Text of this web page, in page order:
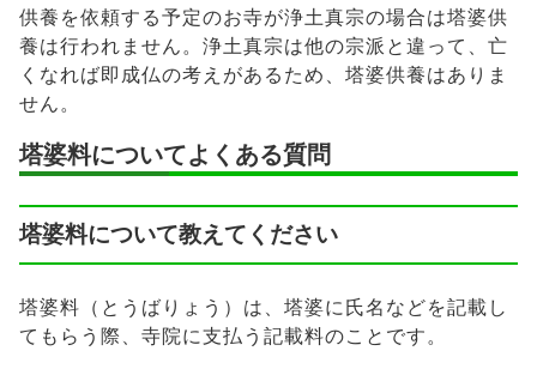
供養を依頼する予定のお寺が浄土真宗の場合は塔婆供
養は行われません。浄土真宗は他の宗派と違って、亡
くなれば即成仏の考えがあるため、塔婆供養はありま
せん。
塔婆料についてよくある質問
塔婆料について教えてください
塔婆料（とうばりょう）は、塔婆に氏名などを記載し
てもらう際、寺院に支払う記載料のことです。